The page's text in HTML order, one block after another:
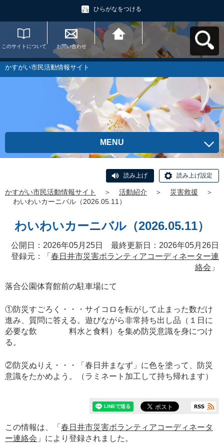
ひらがなをつける
このサイトについて お問い合わせ
かすがい市民活動情
報サイトへ戻る
かすがい市民活動情報サイト
MENU
読み上げ 読み上げ設定
かすがい市民活動情報サイト ＞ 活動紹介 ＞ 災害救援
＞
わいわいカーニバル（2026.05.11）
わいわいカーニバル（2026.05.11）
公開日：2026年05月25日 最終更新日：2026年05月26日
登録元：「 春日井市災害ボランティアコーディネーター連
絡会 」
落合公園体育館前の駐車場にて
①防災すごろく・・・サイコロを転がして止まった数だけ
進み、質問に答える。遊びながら非常持ち出し品（１日に
必要な飲 料水と食料）を集め防災意識を身につけ
る。
②防災ぬりえ・・・「春日井まなず」に色を塗って、防災
意識をたかめよう。（ラミネート加工して持ち帰れます）
この情報は、「 春日井市災害ボランティアコーディネータ
ー連絡会 」により登録されました。